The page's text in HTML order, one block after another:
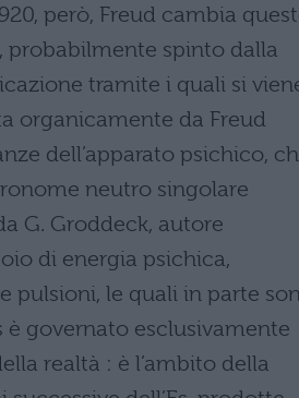
però, Freud cambia
probabilmente spinto dalla
tramite i quali si
organicamente da Freud
dell’apparato psichico,
neutro singolare
G. Groddeck, autore
di energia psichica,
pulsioni, le quali in parte
è governato esclusivamente
realtà : è l’ambito della